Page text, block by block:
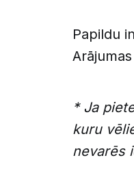
Papildu
* Ja
kuru
nevarēs